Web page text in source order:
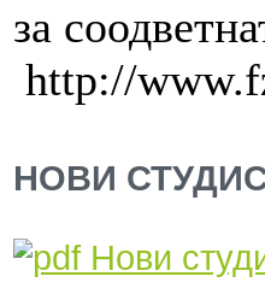
за
http://
НОВИ
Нови